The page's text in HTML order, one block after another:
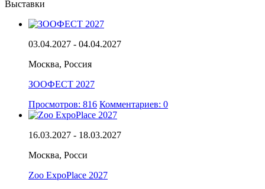
Выставки
03.04.2027 - 04.04.2027
Москва, Россия
ЗООФЕСТ 2027
Просмотров: 816 Комментариев: 0
16.03.2027 - 18.03.2027
Москва, Росси
Zoo ExpoPlace 2027